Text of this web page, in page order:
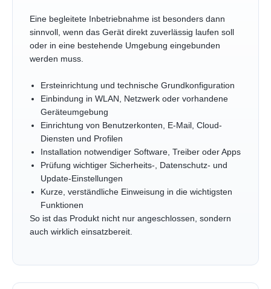
Eine begleitete Inbetriebnahme ist besonders dann
sinnvoll, wenn das Gerät direkt zuverlässig laufen soll
oder in eine bestehende Umgebung eingebunden
werden muss.
Ersteinrichtung und technische Grundkonfiguration
Einbindung in WLAN, Netzwerk oder vorhandene
Geräteumgebung
Einrichtung von Benutzerkonten, E-Mail, Cloud-
Diensten und Profilen
Installation notwendiger Software, Treiber oder Apps
Prüfung wichtiger Sicherheits-, Datenschutz- und
Update-Einstellungen
Kurze, verständliche Einweisung in die wichtigsten
Funktionen
So ist das Produkt nicht nur angeschlossen, sondern
auch wirklich einsatzbereit.